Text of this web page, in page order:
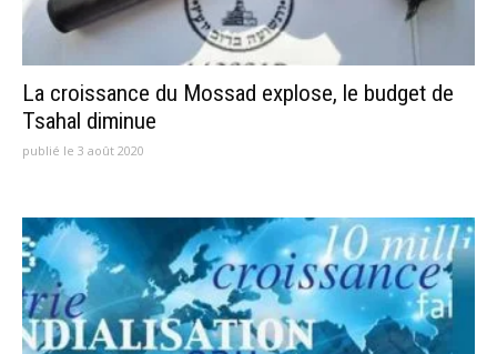
La croissance du Mossad explose, le budget de
Tsahal diminue
publié le 3 août 2020